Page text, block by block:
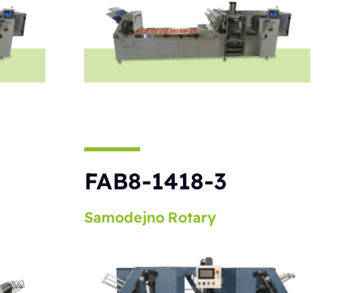
FAB8-1418-3
Samodejno Rotary